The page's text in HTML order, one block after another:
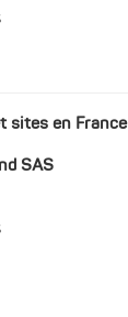
sites en France
SAS